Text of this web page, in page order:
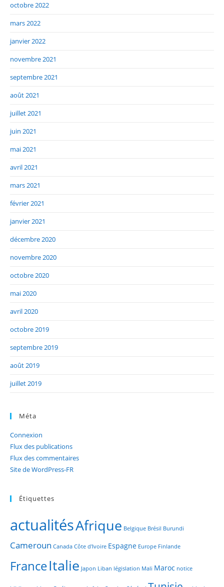
octobre 2022
mars 2022
janvier 2022
novembre 2021
septembre 2021
août 2021
juillet 2021
juin 2021
mai 2021
avril 2021
mars 2021
février 2021
janvier 2021
décembre 2020
novembre 2020
octobre 2020
mai 2020
avril 2020
octobre 2019
septembre 2019
août 2019
juillet 2019
Méta
Connexion
Flux des publications
Flux des commentaires
Site de WordPress-FR
Étiquettes
actualitésAfrique Belgique Brésil Burundi
Cameroun Canada Côte d'Ivoire Espagne Europe Finlande
FranceItalie Japon Liban législation Mali Maroc notice